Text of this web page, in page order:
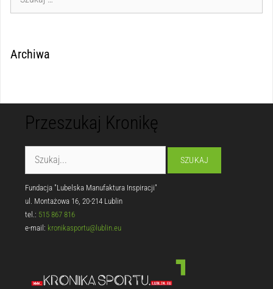
Archiwa
Przeszukaj Kronikę
Fundacja "Lubelska Manufaktura Inspiracji"
ul. Montażowa 16, 20-214 Lublin
tel.: 515 867 816
e-mail: kronikasportu@lublin.eu